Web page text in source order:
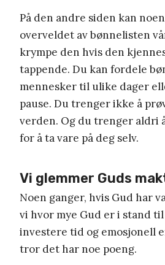
På den andre siden kan
overveldet av bønnelisten
krympe den hvis den
tappende. Du kan fordele
mennesker til ulike dager
pause. Du trenger ikke å
verden. Og du trenger aldri
for å ta vare på deg selv.
Vi glemmer Guds
Noen ganger, hvis Gud har
vi hvor mye Gud er i stand
investere tid og emosjonell
tror det har noe poeng.